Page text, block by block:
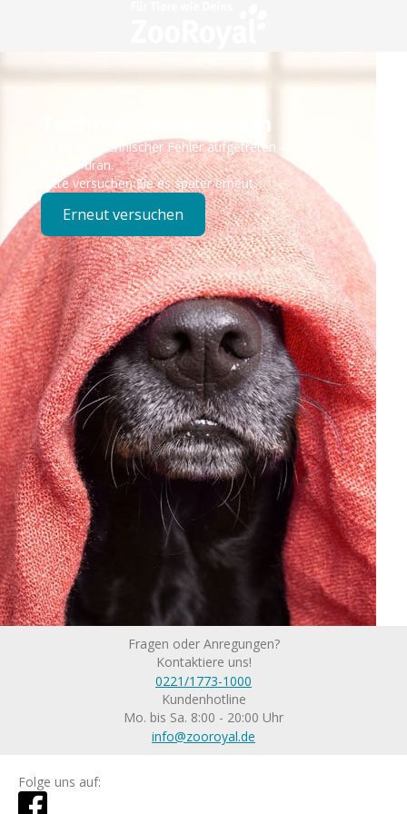
Technisches Problem
Es ist ein technischer Fehler aufgetreten – wir sind
bereits dran.
Bitte versuchen Sie es später erneut.
Erneut versuchen
Fragen oder Anregungen?
Kontaktiere uns!
0221/1773-1000
Kundenhotline
Mo. bis Sa. 8:00 - 20:00 Uhr
info@zooroyal.de
Folge uns auf: